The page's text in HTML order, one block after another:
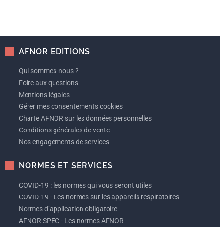
AFNOR EDITIONS
Qui sommes-nous ?
Foire aux questions
Mentions légales
Gérer mes consentements cookies
Charte AFNOR sur les données personnelles
Conditions générales de vente
Nos engagements de services
NORMES ET SERVICES
COVID-19 : les normes qui vous seront utiles
COVID-19 - Les normes sur les appareils respiratoires
Normes d’application obligatoire
AFNOR SPEC - Les normes AFNOR